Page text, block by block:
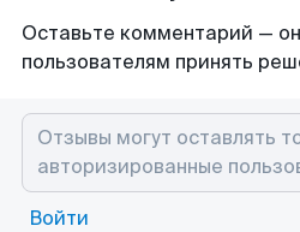
Оставьте комментарий —
пользователям принять
Войти